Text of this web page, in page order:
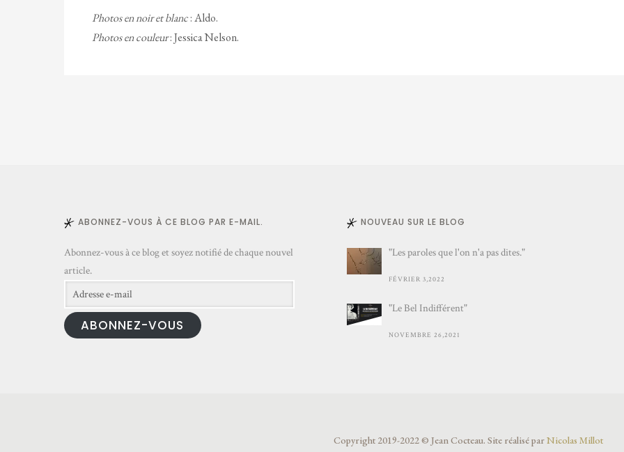
Photos en noir et blanc: Aldo.
Photos en couleur: Jessica Nelson.
ABONNEZ-VOUS À CE BLOG PAR E-MAIL.
Abonnez-vous à ce blog et soyez notifié de chaque nouvel
article.
Adresse
e-
mail ABONNEZ-VOUS
NOUVEAU SUR LE BLOG
"Les paroles que l'on n'a pas dites."
FÉVRIER 3,2022
"Le Bel Indifférent"
NOVEMBRE 26,2021
Copyright 2019-2022 © Jean Cocteau. Site réalisé parNicolas Millot